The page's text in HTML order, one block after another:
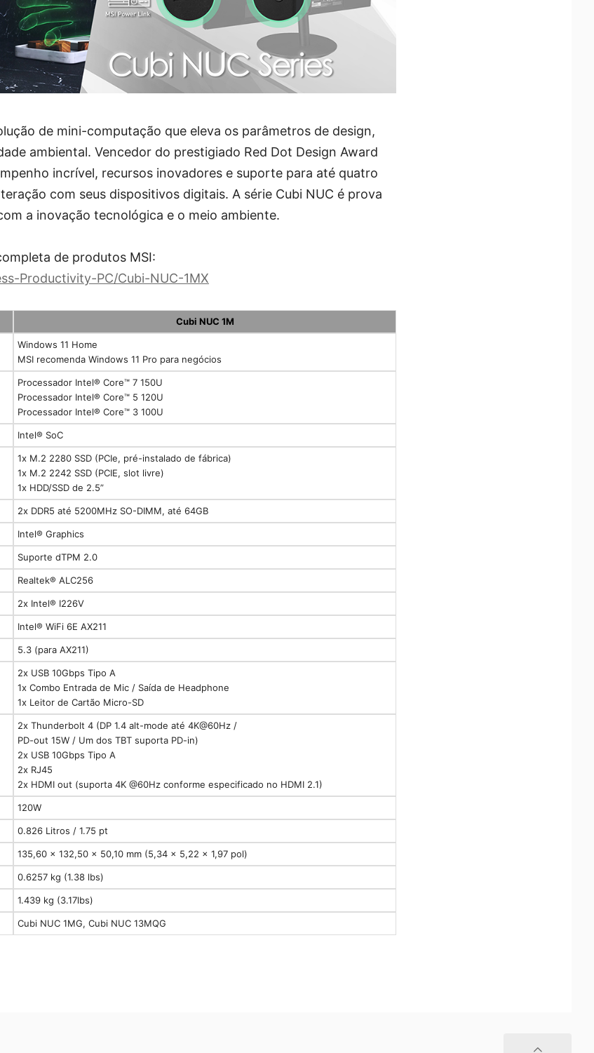
de mini-computação que eleva os parâmetros de design,
ambiental. Vencedor do prestigiado Red Dot Design Award
incrível, recursos inovadores e suporte para até quatro
com seus dispositivos digitais. A série Cubi NUC é prova
a inovação tecnológica e o meio ambiente.
de produtos MSI:
Productivity-PC/Cubi-NUC-1MX
Cubi NUC 1M
Windows 11 Home
MSI recomenda Windows 11 Pro para negócios
Processador Intel® Core™ 7 150U
Processador Intel® Core™ 5 120U
Processador Intel® Core™ 3 100U
Intel® SoC
1x M.2 2280 SSD (PCIe, pré-instalado de fábrica)
1x M.2 2242 SSD (PCIE, slot livre)
1x HDD/SSD de 2.5”
2x DDR5 até 5200MHz SO-DIMM, até 64GB
Intel® Graphics
Suporte dTPM 2.0
Realtek® ALC256
2x Intel® I226V
Intel® WiFi 6E AX211
5.3 (para AX211)
2x USB 10Gbps Tipo A
1x Combo Entrada de Mic / Saída de Headphone
1x Leitor de Cartão Micro-SD
2x Thunderbolt 4 (DP 1.4 alt-mode até 4K@60Hz /
PD-out 15W / Um dos TBT suporta PD-in)
2x USB 10Gbps Tipo A
2x RJ45
2x HDMI out (suporta 4K @60Hz conforme especificado no HDMI 2.1)
120W
0.826 Litros / 1.75 pt
135,60 x 132,50 x 50,10 mm (5,34 x 5,22 x 1,97 pol)
0.6257 kg (1.38 lbs)
1.439 kg (3.17lbs)
Cubi NUC 1MG, Cubi NUC 13MQG